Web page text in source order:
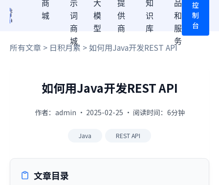
商
城
示
词
商
城
大
模
型
提
供
商
知
识
库
品
和
服
务
控
制
台
所有文章 > 日积月累 > 如何用Java开发REST API
如何用Java开发REST API
作者：admin · 2025-02-25 · 阅读时间：6分钟
Java REST API
文章目录